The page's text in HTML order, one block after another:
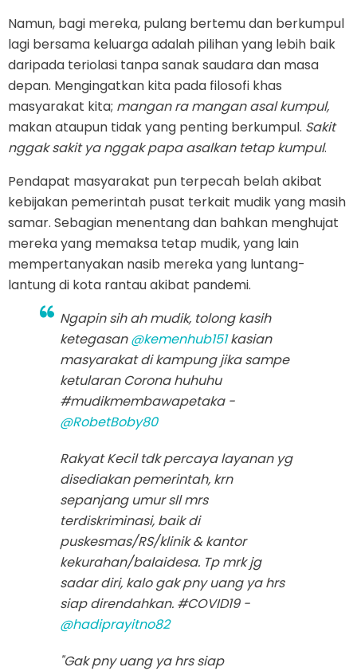
Namun, bagi mereka, pulang bertemu dan berkumpul
lagi bersama keluarga adalah pilihan yang lebih baik
daripada teriolasi tanpa sanak saudara dan masa
depan. Mengingatkan kita pada filosofi khas
masyarakat kita; mangan ra mangan asal kumpul,
makan ataupun tidak yang penting berkumpul. Sakit
nggak sakit ya nggak papa asalkan tetap kumpul.
Pendapat masyarakat pun terpecah belah akibat
kebijakan pemerintah pusat terkait mudik yang masih
samar. Sebagian menentang dan bahkan menghujat
mereka yang memaksa tetap mudik, yang lain
mempertanyakan nasib mereka yang luntang-
lantung di kota rantau akibat pandemi.
Ngapin sih ah mudik, tolong kasih
ketegasan@kemenhub151kasian
masyarakat di kampung jika sampe
ketularan Corona huhuhu
#mudikmembawapetaka -
@RobetBoby80
Rakyat Kecil tdk percaya layanan yg
disediakan pemerintah, krn
sepanjang umur sll mrs
terdiskriminasi, baik di
puskesmas/RS/klinik & kantor
kekurahan/balaidesa. Tp mrk jg
sadar diri, kalo gak pny uang ya hrs
siap direndahkan. #COVID19 -
@hadiprayitno82
"Gak pny uang ya hrs siap